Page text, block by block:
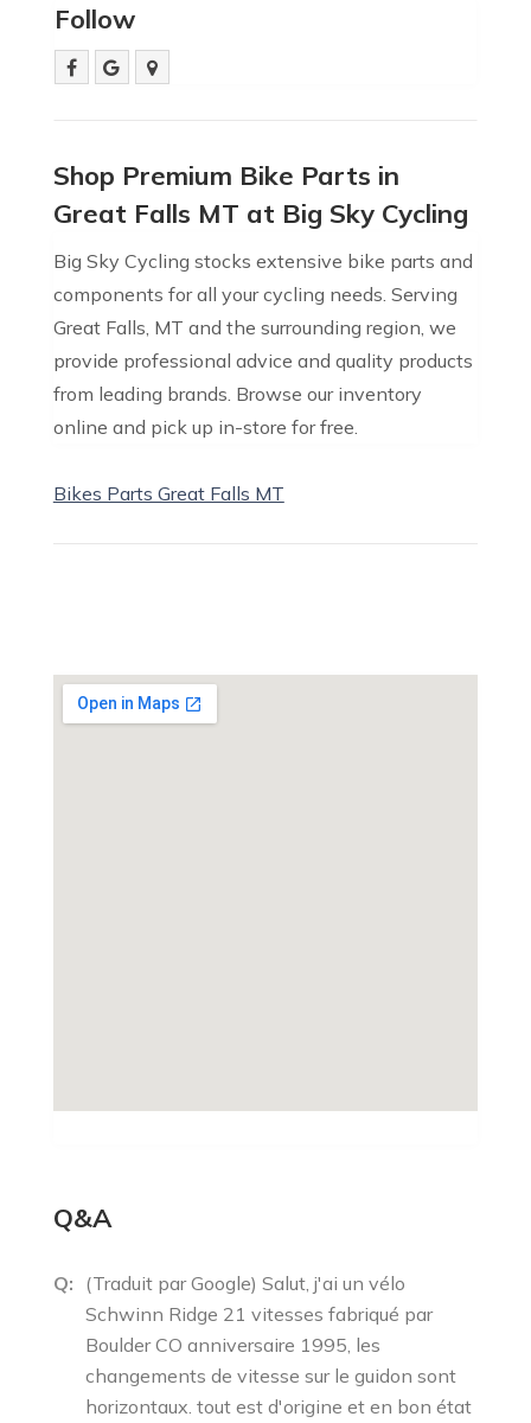
Follow
Shop Premium Bike Parts in
Great Falls MT at Big Sky Cycling
Big Sky Cycling stocks extensive bike parts and
components for all your cycling needs. Serving
Great Falls, MT and the surrounding region, we
provide professional advice and quality products
from leading brands. Browse our inventory
online and pick up in-store for free.
Bikes Parts Great Falls MT
Q&A
Q: (Traduit par Google) Salut, j'ai un vélo
Schwinn Ridge 21 vitesses fabriqué par
Boulder CO anniversaire 1995, les
changements de vitesse sur le guidon sont
horizontaux. tout est d'origine et en bon état